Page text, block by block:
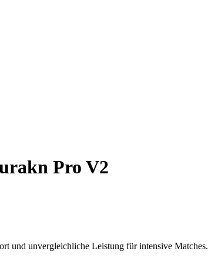
Pro V2
und unvergleichliche Leistung für intensive Matches.